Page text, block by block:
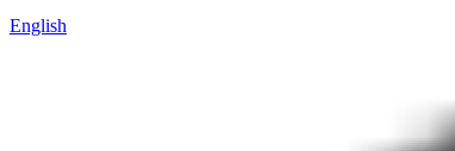
English